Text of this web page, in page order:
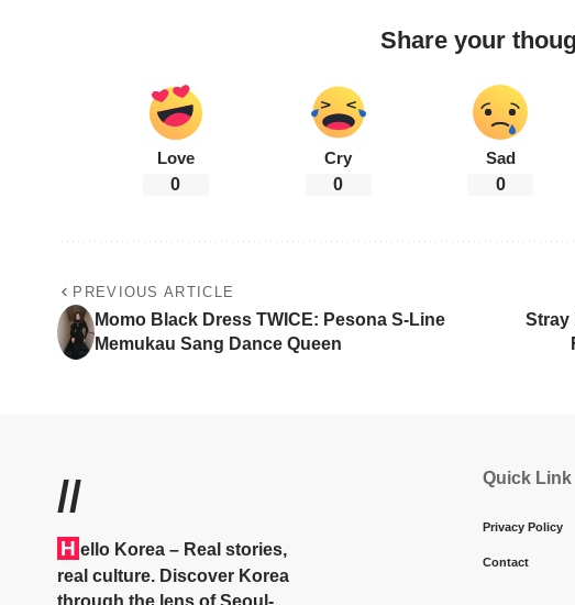
Share your
Love
0
Cry
0
Sad
0
PREVIOUS ARTICLE
Momo Black Dress TWICE: Pesona S-Line
Memukau Sang Dance Queen
Stray
//
H ello Korea – Real stories,
real culture. Discover Korea
Quick Link
Privacy Policy
Contact